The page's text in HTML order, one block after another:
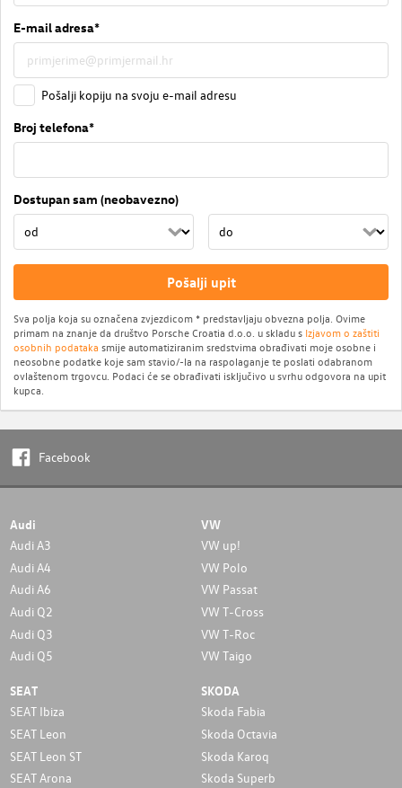
E-mail adresa*
Pošalji kopiju na svoju e-mail adresu
Broj telefona*
Dostupan sam (neobavezno)
Pošalji upit
Sva polja koja su označena zvjezdicom * predstavljaju obvezna polja. Ovime
primam na znanje da društvo Porsche Croatia d.o.o. u skladu s Izjavom o zaštiti
osobnih podataka smije automatiziranim sredstvima obrađivati moje osobne i
neosobne podatke koje sam stavio/-la na raspolaganje te poslati odabranom
ovlaštenom trgovcu. Podaci će se obrađivati isključivo u svrhu odgovora na upit
kupca.
Facebook
Audi
Audi A3
Audi A4
Audi A6
Audi Q2
Audi Q3
Audi Q5
VW
VW up!
VW Polo
VW Passat
VW T-Cross
VW T-Roc
VW Taigo
SEAT
SEAT Ibiza
SEAT Leon
SEAT Leon ST
SEAT Arona
SKODA
Skoda Fabia
Skoda Octavia
Skoda Karoq
Skoda Superb